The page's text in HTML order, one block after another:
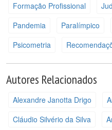
Formação Profissional
Pandemia
Paralímpico
Psicometria
Autores Relacionados
Alexandre Janotta Drigo
Cláudio Silvério da Silva